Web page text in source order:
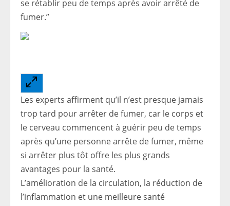
se rétablir peu de temps après avoir arrêté de
fumer.”
Les experts affirment qu’il n’est presque jamais
trop tard pour arrêter de fumer, car le corps et
le cerveau commencent à guérir peu de temps
après qu’une personne arrête de fumer, même
si arrêter plus tôt offre les plus grands
avantages pour la santé.
L’amélioration de la circulation, la réduction de
l’inflammation et une meilleure santé